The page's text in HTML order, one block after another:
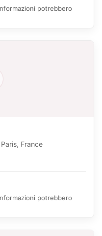
potrebbero
France
potrebbero